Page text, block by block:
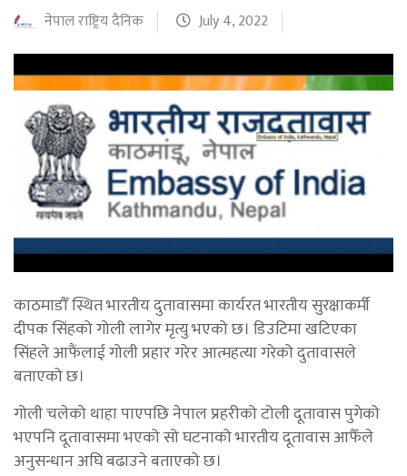
नेपाल राष्ट्रिय दैनिक July 4, 2022
काठमाडौँ स्थित भारतीय दुतावासमा कार्यरत भारतीय सुरक्षाकर्मी
दीपक सिंहको गोली लागेर मृत्यु भएको छ। डिउटिमा खटिएका
सिंहले आफैंलाई गोली प्रहार गरेर आत्महत्या गरेको दुतावासले
बताएको छ।
गोली चलेको थाहा पाएपछि नेपाल प्रहरीको टोली दूतावास पुगेको
भएपनि दूतावासमा भएको सो घटनाको भारतीय दूतावास आफैँले
अनुसन्धान अघि बढाउने बताएको छ।